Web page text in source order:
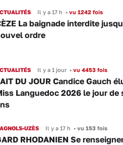
Il y a 17 h •vu 1242 fois
La baignade interdite
ordre
Il y a 1 jour •vu 4453 fois
DU JOUR Candice Gauch
Languedoc 2026 le jour de
UZÈS Il y a 17 h •vu 153 fois
RHODANIEN Se